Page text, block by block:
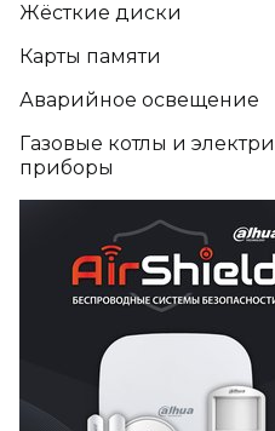
Жёсткие диски
Карты памяти
Аварийное освещение
Газовые котлы и
приборы